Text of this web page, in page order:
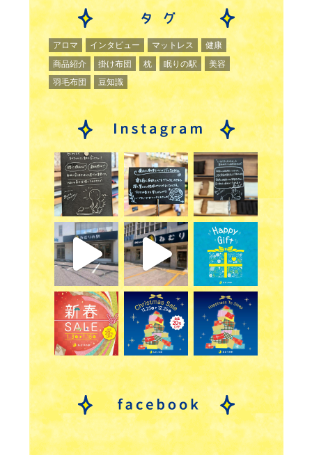
アロマ インタビュー マットレス
健康
商品紹介
掛け布団 枕 眠りの駅
美容
羽毛布団
豆知識